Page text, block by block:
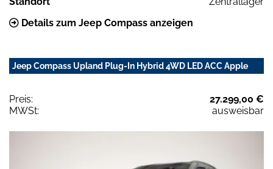
Details zum Jeep Compass anzeigen
Jeep Compass Upland Plug-In Hybrid 4WD LED ACC Apple
Preis:
27.299,00 €
MWSt:
ausweisbar